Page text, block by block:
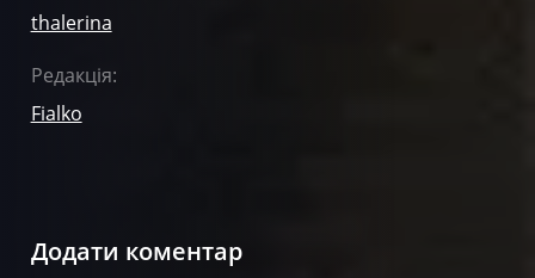
thalerina
Редакція:
Fialko
Додати коментар